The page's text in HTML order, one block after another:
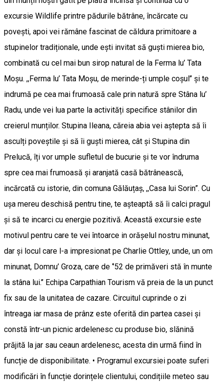
excursie Wildlife printre pădurile bătrâne, încărcate cu
povești, apoi vei rămâne fascinat de căldura primitoare a
stupinelor tradiționale, unde ești invitat să guști mierea bio,
combinată cu cel mai bun sirop natural de la Ferma lu’ Tata
Moșu. ,,Ferma lu’ Tata Moșu, de merinde-ți umple coșul’’ și te
indrumă pe cea mai frumoasă cale prin natură spre Stâna lu’
Radu, unde vei lua parte la activități specifice stânilor din
creierul munților. Stupina Ileana, căreia abia vei aștepta să îi
asculți poveștile și să îi guști mierea, cât și Stupina din
Prelucă, îți vor umple sufletul de bucurie și te vor îndruma
spre cea mai frumoasă și aranjată casă bătrânească,
incărcată cu istorie, din comuna Gălăuțaș, ,,Casa lui Sorin”. Cu
ușa mereu deschisă pentru tine, te așteaptă să îi calci pragul
și să te incarci cu energie pozitivă. Această excursie este
motivul pentru care te vei întoarce in orășelul nostru minunat,
dar și locul care l-a impresionat pe Charlie Ottley, unde, un om
minunat, Domnu’ Groza, care de ‘’52 de primăveri stă în munte
la stâna lui.’’ Echipa Carpathian Tourism vă preia de la un punct
fix sau de la unitatea de cazare. Circuitul cuprinde o zi
întreaga iar masa de prânz este oferită din partea casei și
constă într-un picnic ardelenesc cu produse bio, slănină
prăjită la jar sau ceaun ardelenesc, acesta din urmă fiind în
funcție de disponibilitate. • Programul excursiei poate suferi
modificări în funcție dorințele clientului, condițiile meteo sau